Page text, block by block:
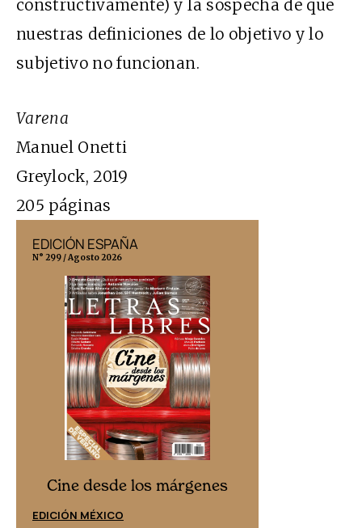
constructivamente) y la sospecha de que
nuestras definiciones de lo objetivo y lo
subjetivo no funcionan.
Varena
Manuel Onetti
Greylock, 2019
205 páginas
EDICIÓN ESPAÑA
N° 299 / Agosto 2026
Cine desde los márgenes
EDICIÓN MÉXICO